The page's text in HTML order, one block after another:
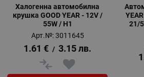
Халогенна автомобилна
крушка GOOD YEAR - 12V /
55W / H1
Арт.№: 3011645
1.61 € / 3.15 лв.
21/